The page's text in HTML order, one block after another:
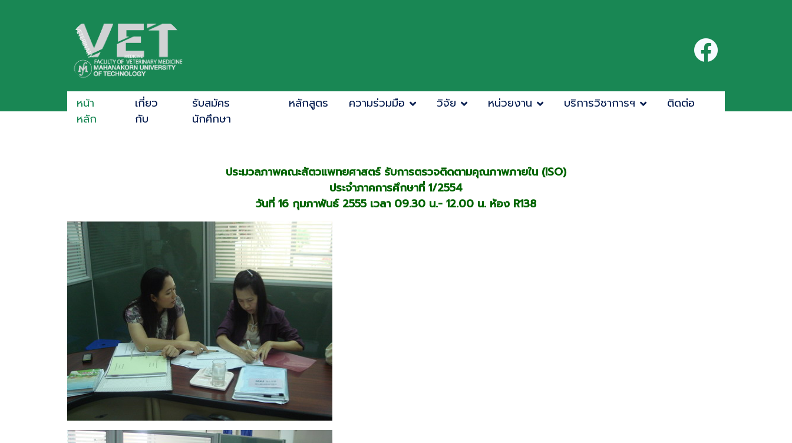
หน้า
หลัก
เกี่ยว
กับ
รับสมัคร
นักศึกษา
หลักสูตร ความร่วมมือ วิจัย หน่วยงาน บริการวิชาการฯ ติดต่อ
ประมวลภาพคณะสัตวแพทยศาสตร์ รับการตรวจติดตามคุณภาพภายใน (ISO)
ประจำภาคการศึกษาที่ 1/2554
วันที่ 16 กุมภาพันธ์ 2555 เวลา 09.30 น.- 12.00 น. ห้อง R138